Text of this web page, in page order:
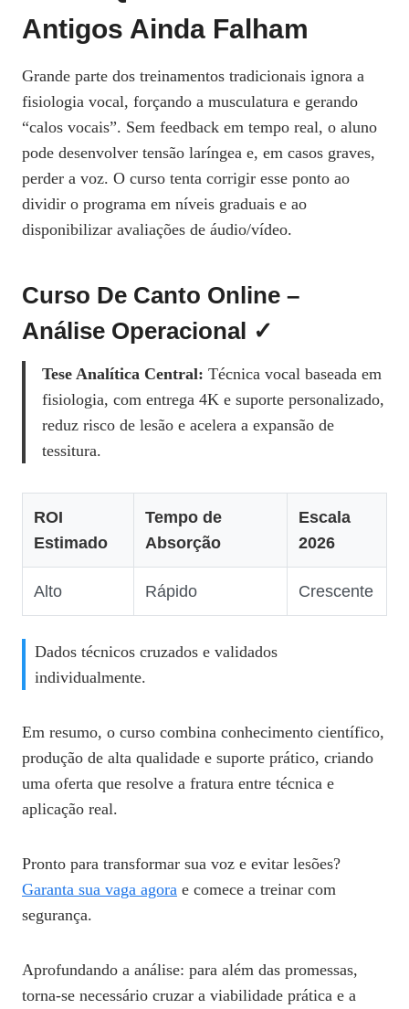
Antigos Ainda Falham
Grande parte dos treinamentos tradicionais ignora a
fisiologia vocal, forçando a musculatura e gerando
“calos vocais”. Sem feedback em tempo real, o aluno
pode desenvolver tensão laríngea e, em casos graves,
perder a voz. O curso tenta corrigir esse ponto ao
dividir o programa em níveis graduais e ao
disponibilizar avaliações de áudio/vídeo.
Curso De Canto Online –
Análise Operacional ✓
Tese Analítica Central: Técnica vocal baseada em
fisiologia, com entrega 4K e suporte personalizado,
reduz risco de lesão e acelera a expansão de
tessitura.
ROI
Estimado
Tempo de
Absorção
Escala
2026
Alto Rápido Crescente
Dados técnicos cruzados e validados
individualmente.
Em resumo, o curso combina conhecimento científico,
produção de alta qualidade e suporte prático, criando
uma oferta que resolve a fratura entre técnica e
aplicação real.
Pronto para transformar sua voz e evitar lesões?
Garanta sua vaga agora e comece a treinar com
segurança.
Aprofundando a análise: para além das promessas,
torna-se necessário cruzar a viabilidade prática e a